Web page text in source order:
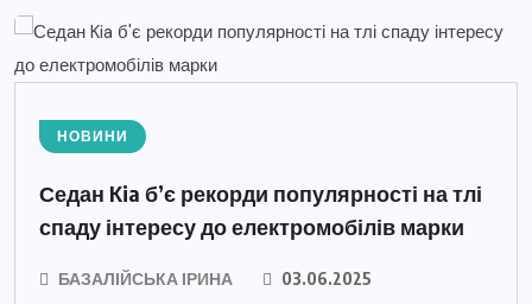
НОВИНИ
Седан Kia б’є рекорди популярності на тлі
спаду інтересу до електромобілів марки
БАЗАЛІЙСЬКА ІРИНА 03.06.2025